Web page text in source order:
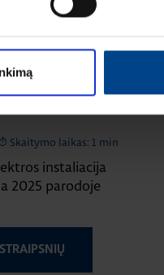
Skaitymo laikas: 1 min
instaliacija
2025 parodoje